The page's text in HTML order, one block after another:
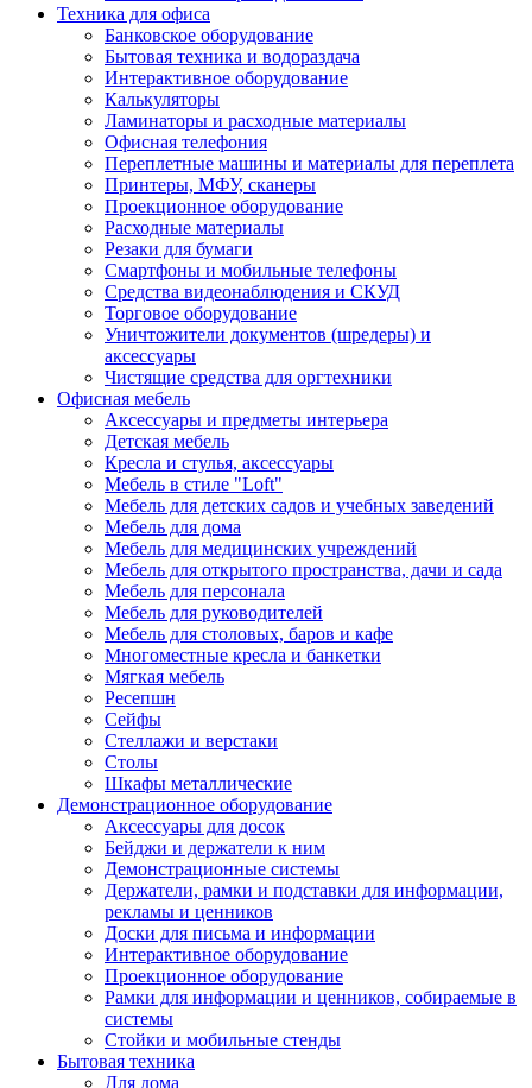
Техника для офиса
Банковское оборудование
Бытовая техника и водораздача
Интерактивное оборудование
Калькуляторы
Ламинаторы и расходные материалы
Офисная телефония
Переплетные машины и материалы для переплета
Принтеры, МФУ, сканеры
Проекционное оборудование
Расходные материалы
Резаки для бумаги
Смартфоны и мобильные телефоны
Средства видеонаблюдения и СКУД
Торговое оборудование
Уничтожители документов (шредеры) и
аксессуары
Чистящие средства для оргтехники
Офисная мебель
Аксессуары и предметы интерьера
Детская мебель
Кресла и стулья, аксессуары
Мебель в стиле "Loft"
Мебель для детских садов и учебных заведений
Мебель для дома
Мебель для медицинских учреждений
Мебель для открытого пространства, дачи и сада
Мебель для персонала
Мебель для руководителей
Мебель для столовых, баров и кафе
Многоместные кресла и банкетки
Мягкая мебель
Ресепшн
Сейфы
Стеллажи и верстаки
Столы
Шкафы металлические
Демонстрационное оборудование
Аксессуары для досок
Бейджи и держатели к ним
Демонстрационные системы
Держатели, рамки и подставки для информации,
рекламы и ценников
Доски для письма и информации
Интерактивное оборудование
Проекционное оборудование
Рамки для информации и ценников, собираемые в
системы
Стойки и мобильные стенды
Бытовая техника
Для дома